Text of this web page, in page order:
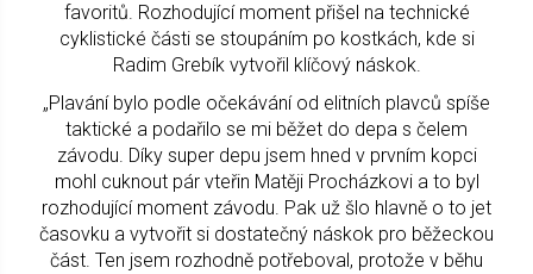
favoritů. Rozhodující moment přišel na technické
cyklistické části se stoupáním po kostkách, kde si
Radim Grebík vytvořil klíčový náskok.
„Plavání bylo podle očekávání od elitních plavců spíše
taktické a podařilo se mi běžet do depa s čelem
závodu. Díky super depu jsem hned v prvním kopci
mohl cuknout pár vteřin Matěji Procházkovi a to byl
rozhodující moment závodu. Pak už šlo hlavně o to jet
časovku a vytvořit si dostatečný náskok pro běžeckou
část. Ten jsem rozhodně potřeboval, protože v běhu